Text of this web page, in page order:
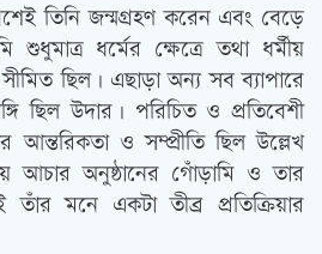
তিনি জন্মগ্রহণ করেন এবং বেড়ে
ধর্মের ক্ষেত্রে তথা ধর্মীয়
ছিল। এছাড়া অন্য সব ব্যাপারে
ছিল উদার। পরিচিত ও প্রতিবেশী
আন্তরিকতা ও সম্প্রীতি ছিল উল্লেখ
আচার অনুষ্ঠানের গোঁড়ামি ও তার
তাঁর মনে একটা তীব্র প্রতিক্রিয়ার